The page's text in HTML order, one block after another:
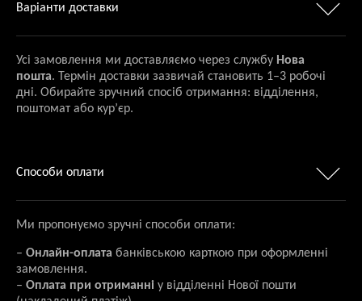
Варіанти доставки
Усі замовлення ми доставляємо через службу Нова
пошта. Термін доставки зазвичай становить 1–3 робочі
дні. Обирайте зручний спосіб отримання: відділення,
поштомат або кур’єр.
Способи оплати
Ми пропонуємо зручні способи оплати:
– Онлайн-оплата банківською карткою при оформленні
замовлення.
– Оплата при отриманні у відділенні Нової пошти